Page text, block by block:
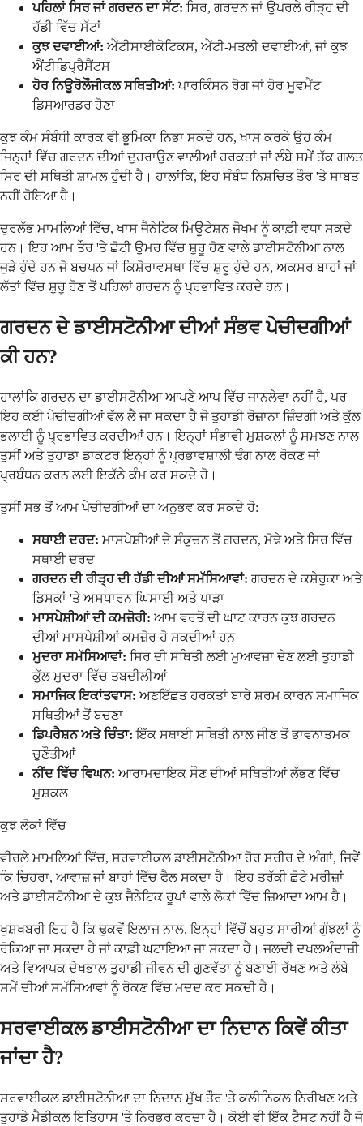
ਪਹਿਲਾਂ ਸਿਰ ਜਾਂ ਗਰਦਨ ਦਾ ਸੱਟ: ਸਿਰ, ਗਰਦਨ ਜਾਂ ਉਪਰਲੇ ਰੀੜ੍ਹ ਦੀ
ਹੱਡੀ ਵਿੱਚ ਸੱਟਾਂ
ਕੁਝ ਦਵਾਈਆਂ: ਐਂਟੀਸਾਈਕੋਟਿਕਸ, ਐਂਟੀ-ਮਤਲੀ ਦਵਾਈਆਂ, ਜਾਂ ਕੁਝ
ਐਂਟੀਡਿਪ੍ਰੈਸੈਂਟਸ
ਹੋਰ ਨਿਊਰੋਲੌਜੀਕਲ ਸਥਿਤੀਆਂ: ਪਾਰਕਿੰਸਨ ਰੋਗ ਜਾਂ ਹੋਰ ਮੂਵਮੈਂਟ
ਡਿਸਆਰਡਰ ਹੋਣਾ
ਕੁਝ ਕੰਮ ਸੰਬੰਧੀ ਕਾਰਕ ਵੀ ਭੂਮਿਕਾ ਨਿਭਾ ਸਕਦੇ ਹਨ, ਖਾਸ ਕਰਕੇ ਉਹ ਕੰਮ
ਜਿਨ੍ਹਾਂ ਵਿੱਚ ਗਰਦਨ ਦੀਆਂ ਦੁਹਰਾਉਣ ਵਾਲੀਆਂ ਹਰਕਤਾਂ ਜਾਂ ਲੰਬੇ ਸਮੇਂ ਤੱਕ ਗਲਤ
ਸਿਰ ਦੀ ਸਥਿਤੀ ਸ਼ਾਮਲ ਹੁੰਦੀ ਹੈ। ਹਾਲਾਂਕਿ, ਇਹ ਸੰਬੰਧ ਨਿਸ਼ਚਿਤ ਤੌਰ 'ਤੇ ਸਾਬਤ
ਨਹੀਂ ਹੋਇਆ ਹੈ।
ਦੁਰਲੱਭ ਮਾਮਲਿਆਂ ਵਿੱਚ, ਖਾਸ ਜੈਨੇਟਿਕ ਮਿਊਟੇਸ਼ਨ ਜੋਖਮ ਨੂੰ ਕਾਫ਼ੀ ਵਧਾ ਸਕਦੇ
ਹਨ। ਇਹ ਆਮ ਤੌਰ 'ਤੇ ਛੋਟੀ ਉਮਰ ਵਿੱਚ ਸ਼ੁਰੂ ਹੋਣ ਵਾਲੇ ਡਾਈਸਟੋਨੀਆ ਨਾਲ
ਜੁੜੇ ਹੁੰਦੇ ਹਨ ਜੋ ਬਚਪਨ ਜਾਂ ਕਿਸ਼ੋਰਾਵਸਥਾ ਵਿੱਚ ਸ਼ੁਰੂ ਹੁੰਦੇ ਹਨ, ਅਕਸਰ ਬਾਹਾਂ ਜਾਂ
ਲੱਤਾਂ ਵਿੱਚ ਸ਼ੁਰੂ ਹੋਣ ਤੋਂ ਪਹਿਲਾਂ ਗਰਦਨ ਨੂੰ ਪ੍ਰਭਾਵਿਤ ਕਰਦੇ ਹਨ।
ਗਰਦਨ ਦੇ ਡਾਈਸਟੋਨੀਆ ਦੀਆਂ ਸੰਭਵ ਪੇਚੀਦਗੀਆਂ
ਕੀ ਹਨ?
ਹਾਲਾਂਕਿ ਗਰਦਨ ਦਾ ਡਾਈਸਟੋਨੀਆ ਆਪਣੇ ਆਪ ਵਿੱਚ ਜਾਨਲੇਵਾ ਨਹੀਂ ਹੈ, ਪਰ
ਇਹ ਕਈ ਪੇਚੀਦਗੀਆਂ ਵੱਲ ਲੈ ਜਾ ਸਕਦਾ ਹੈ ਜੋ ਤੁਹਾਡੀ ਰੋਜ਼ਾਨਾ ਜ਼ਿੰਦਗੀ ਅਤੇ ਕੁੱਲ
ਭਲਾਈ ਨੂੰ ਪ੍ਰਭਾਵਿਤ ਕਰਦੀਆਂ ਹਨ। ਇਨ੍ਹਾਂ ਸੰਭਾਵੀ ਮੁਸ਼ਕਲਾਂ ਨੂੰ ਸਮਝਣ ਨਾਲ
ਤੁਸੀਂ ਅਤੇ ਤੁਹਾਡਾ ਡਾਕਟਰ ਇਨ੍ਹਾਂ ਨੂੰ ਪ੍ਰਭਾਵਸ਼ਾਲੀ ਢੰਗ ਨਾਲ ਰੋਕਣ ਜਾਂ
ਪ੍ਰਬੰਧਨ ਕਰਨ ਲਈ ਇਕੱਠੇ ਕੰਮ ਕਰ ਸਕਦੇ ਹੋ।
ਤੁਸੀਂ ਸਭ ਤੋਂ ਆਮ ਪੇਚੀਦਗੀਆਂ ਦਾ ਅਨੁਭਵ ਕਰ ਸਕਦੇ ਹੋ:
ਸਥਾਈ ਦਰਦ: ਮਾਸਪੇਸ਼ੀਆਂ ਦੇ ਸੰਕੁਚਨ ਤੋਂ ਗਰਦਨ, ਮੋਢੇ ਅਤੇ ਸਿਰ ਵਿੱਚ
ਸਥਾਈ ਦਰਦ
ਗਰਦਨ ਦੀ ਰੀੜ੍ਹ ਦੀ ਹੱਡੀ ਦੀਆਂ ਸਮੱਸਿਆਵਾਂ: ਗਰਦਨ ਦੇ ਕਸ਼ੇਰੁਕਾ ਅਤੇ
ਡਿਸਕਾਂ 'ਤੇ ਅਸਧਾਰਨ ਘਿਸਾਈ ਅਤੇ ਪਾੜਾ
ਮਾਸਪੇਸ਼ੀਆਂ ਦੀ ਕਮਜ਼ੋਰੀ: ਆਮ ਵਰਤੋਂ ਦੀ ਘਾਟ ਕਾਰਨ ਕੁਝ ਗਰਦਨ
ਦੀਆਂ ਮਾਸਪੇਸ਼ੀਆਂ ਕਮਜ਼ੋਰ ਹੋ ਸਕਦੀਆਂ ਹਨ
ਮੁਦਰਾ ਸਮੱਸਿਆਵਾਂ: ਸਿਰ ਦੀ ਸਥਿਤੀ ਲਈ ਮੁਆਵਜ਼ਾ ਦੇਣ ਲਈ ਤੁਹਾਡੀ
ਕੁੱਲ ਮੁਦਰਾ ਵਿੱਚ ਤਬਦੀਲੀਆਂ
ਸਮਾਜਿਕ ਇਕਾਂਤਵਾਸ: ਅਣਇੱਛਤ ਹਰਕਤਾਂ ਬਾਰੇ ਸ਼ਰਮ ਕਾਰਨ ਸਮਾਜਿਕ
ਸਥਿਤੀਆਂ ਤੋਂ ਬਚਣਾ
ਡਿਪਰੈਸ਼ਨ ਅਤੇ ਚਿੰਤਾ: ਇੱਕ ਸਥਾਈ ਸਥਿਤੀ ਨਾਲ ਜੀਣ ਤੋਂ ਭਾਵਨਾਤਮਕ
ਚੁਣੌਤੀਆਂ
ਨੀਂਦ ਵਿੱਚ ਵਿਘਨ: ਆਰਾਮਦਾਇਕ ਸੌਣ ਦੀਆਂ ਸਥਿਤੀਆਂ ਲੱਭਣ ਵਿੱਚ
ਮੁਸ਼ਕਲ
ਕੁਝ ਲੋਕਾਂ ਵਿੱਚ
ਵੀਰਲੇ ਮਾਮਲਿਆਂ ਵਿੱਚ, ਸਰਵਾਈਕਲ ਡਾਈਸਟੋਨੀਆ ਹੋਰ ਸਰੀਰ ਦੇ ਅੰਗਾਂ, ਜਿਵੇਂ
ਕਿ ਚਿਹਰਾ, ਆਵਾਜ਼ ਜਾਂ ਬਾਹਾਂ ਵਿੱਚ ਫੈਲ ਸਕਦਾ ਹੈ। ਇਹ ਤਰੱਕੀ ਛੋਟੇ ਮਰੀਜ਼ਾਂ
ਅਤੇ ਡਾਈਸਟੋਨੀਆ ਦੇ ਕੁਝ ਜੈਨੇਟਿਕ ਰੂਪਾਂ ਵਾਲੇ ਲੋਕਾਂ ਵਿੱਚ ਜ਼ਿਆਦਾ ਆਮ ਹੈ।
ਖੁਸ਼ਖਬਰੀ ਇਹ ਹੈ ਕਿ ਢੁਕਵੇਂ ਇਲਾਜ ਨਾਲ, ਇਨ੍ਹਾਂ ਵਿੱਚੋਂ ਬਹੁਤ ਸਾਰੀਆਂ ਗੁੰਝਲਾਂ ਨੂੰ
ਰੋਕਿਆ ਜਾ ਸਕਦਾ ਹੈ ਜਾਂ ਕਾਫ਼ੀ ਘਟਾਇਆ ਜਾ ਸਕਦਾ ਹੈ। ਜਲਦੀ ਦਖਲਅੰਦਾਜ਼ੀ
ਅਤੇ ਵਿਆਪਕ ਦੇਖਭਾਲ ਤੁਹਾਡੀ ਜੀਵਨ ਦੀ ਗੁਣਵੱਤਾ ਨੂੰ ਬਣਾਈ ਰੱਖਣ ਅਤੇ ਲੰਬੇ
ਸਮੇਂ ਦੀਆਂ ਸਮੱਸਿਆਵਾਂ ਨੂੰ ਰੋਕਣ ਵਿੱਚ ਮਦਦ ਕਰ ਸਕਦੀ ਹੈ।
ਸਰਵਾਈਕਲ ਡਾਈਸਟੋਨੀਆ ਦਾ ਨਿਦਾਨ ਕਿਵੇਂ ਕੀਤਾ
ਜਾਂਦਾ ਹੈ?
ਸਰਵਾਈਕਲ ਡਾਈਸਟੋਨੀਆ ਦਾ ਨਿਦਾਨ ਮੁੱਖ ਤੌਰ 'ਤੇ ਕਲੀਨਿਕਲ ਨਿਰੀਖਣ ਅਤੇ
ਤੁਹਾਡੇ ਮੈਡੀਕਲ ਇਤਿਹਾਸ 'ਤੇ ਨਿਰਭਰ ਕਰਦਾ ਹੈ। ਕੋਈ ਵੀ ਇੱਕ ਟੈਸਟ ਨਹੀਂ ਹੈ ਜੋ